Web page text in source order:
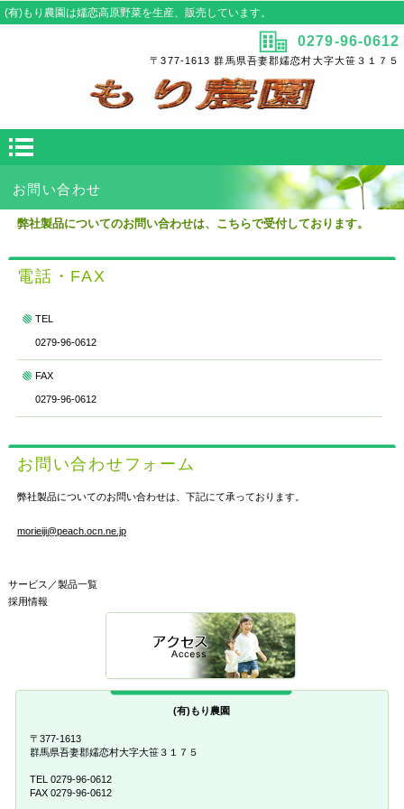
(有)もり農園は嬬恋高原野菜を生産、販売しています。
0279-96-0612
〒377-1613 群馬県吾妻郡嬬恋村大字大笹３１７５
お問い合わせ
弊社製品についてのお問い合わせは、こちらで受付しております。
電話・FAX
TEL
0279-96-0612
FAX
0279-96-0612
お問い合わせフォーム
弊社製品についてのお問い合わせは、下記にて承っております。
morieiji@peach.ocn.ne.jp
サービス／製品一覧
採用情報
(有)もり農園
〒377-1613
群馬県吾妻郡嬬恋村大字大笹３１７５
TEL 0279-96-0612
FAX 0279-96-0612